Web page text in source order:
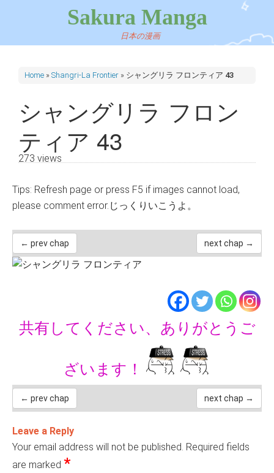
Sakura Manga
日本の漫画
Home » Shangri-La Frontier » シャングリラ フロンティア 43
シャングリラ フロン
ティア 43
273 views
Tips: Refresh page or press F5 if images cannot load,
please comment error.じっくりいこうよ。
← prev chap next chap →
共有してください、ありがとうご
ざいます！
← prev chap next chap →
Leave a Reply
Your email address will not be published. Required fields
are marked *